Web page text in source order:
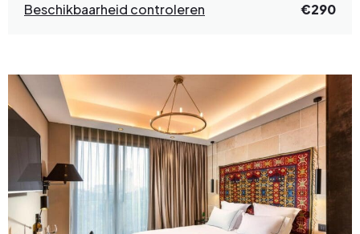
Beschikbaarheid controleren €290